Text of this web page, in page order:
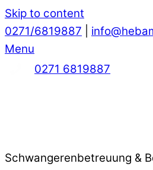
Skip to content
0271/6819887
Menu
0271 6819887
Schwangerenbetreuung &